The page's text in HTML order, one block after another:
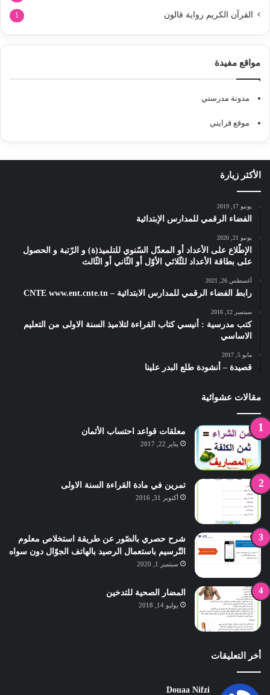
القرآن الكريم رواية قالون 1
مواقع مفيدة
مدونة مدرستي
موقع قرايتي
الأكثر زيارة
يونيو 17, 2019
الفضاء الرقمي للمدارس الإبتدائية
يونيو 21, 2020
الإطّلاع على الأعداد أو المعدّل السّنوي للتلميذ(ة) و الرّتبة و الحصول
على بطاقة الأعداد للثّلاثي الأوّل أو الثّاني أو الثّالث
أغسطس 26, 2021
رابط الفضاء الرقمي للمدارس الابتدائية – CNTE www.ent.cnte.tn
سبتمبر 12, 2016
كتب مدرسية : أنيسي كتاب القراءة لتلاميذ السنة الاولى من التعليم
الاساسي
مايو 5, 2017
قصيدة – أنشودة طلع البدر علينا
مقالات عشوائية
معلقات قواعد احتساب الأثمان
يناير 22, 2017
تمرين في مادة القراءة السنة الاولى
أكتوبر 31, 2016
شرح حصري بالصّور عن طريقة استخلاص معلوم
التّرسيم باستعمال الرصيد بالهاتف الجوّال دون سواه
سبتمبر 1, 2020
المضار الصحية للتدخين
يوليو 14, 2018
أخر التعليقات
Douaa Nifzi